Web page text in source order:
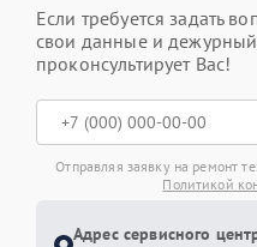
Если требуется задать
свои данные и дежурный
проконсультирует Вас!
Отправляя заявку на ремонт
Политикой
Адрес сервисного